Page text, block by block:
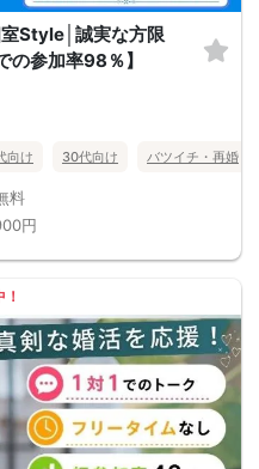
室Style│誠実な方限
の参加率98％】
向け 30代向け バツイチ・再婚
料
円